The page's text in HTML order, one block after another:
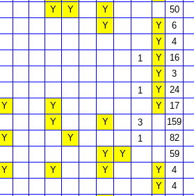
Y Y Y 50
Y Y 6
Y 4
1 Y 16
Y 3
1 Y 24
Y Y Y 17
Y Y 3 159
Y Y 1 82
Y Y 59
Y Y Y Y 4
Y 4